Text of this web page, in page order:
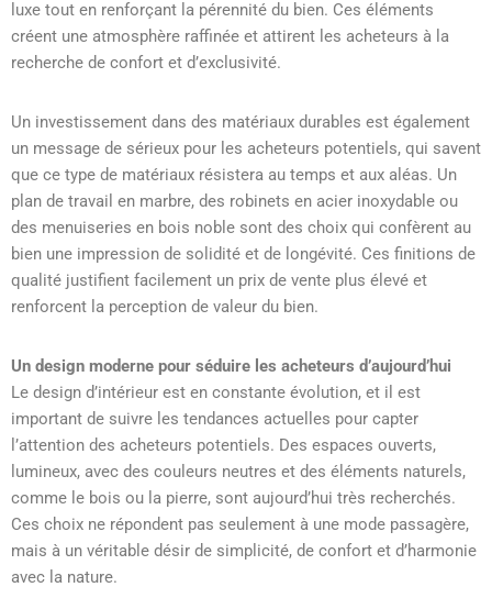
luxe tout en renforçant la pérennité du bien. Ces éléments
créent une atmosphère raffinée et attirent les acheteurs à la
recherche de confort et d’exclusivité.
Un investissement dans des matériaux durables est également
un message de sérieux pour les acheteurs potentiels, qui savent
que ce type de matériaux résistera au temps et aux aléas. Un
plan de travail en marbre, des robinets en acier inoxydable ou
des menuiseries en bois noble sont des choix qui confèrent au
bien une impression de solidité et de longévité. Ces finitions de
qualité justifient facilement un prix de vente plus élevé et
renforcent la perception de valeur du bien.
Un design moderne pour séduire les acheteurs d’aujourd’hui
Le design d’intérieur est en constante évolution, et il est
important de suivre les tendances actuelles pour capter
l’attention des acheteurs potentiels. Des espaces ouverts,
lumineux, avec des couleurs neutres et des éléments naturels,
comme le bois ou la pierre, sont aujourd’hui très recherchés.
Ces choix ne répondent pas seulement à une mode passagère,
mais à un véritable désir de simplicité, de confort et d’harmonie
avec la nature.